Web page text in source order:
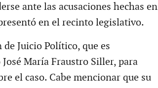
ante las acusaciones hechas en
en el recinto legislativo.
Juicio Político, que es
María Fraustro Siller, para
el caso. Cabe mencionar que su